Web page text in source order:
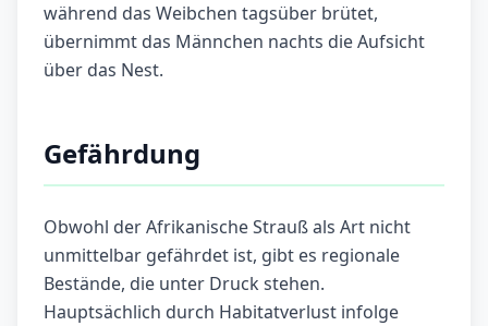
während das Weibchen tagsüber brütet,
übernimmt das Männchen nachts die Aufsicht
über das Nest.
Gefährdung
Obwohl der Afrikanische Strauß als Art nicht
unmittelbar gefährdet ist, gibt es regionale
Bestände, die unter Druck stehen.
Hauptsächlich durch Habitatverlust infolge